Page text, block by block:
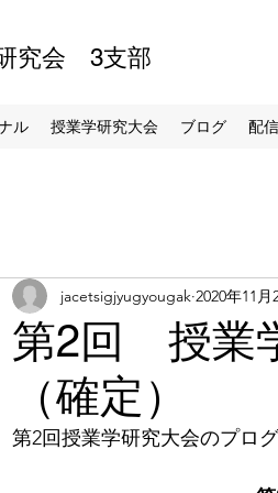
究会 3支部
ル 授業学研究大会 ブログ 配
第2回 授業
（確定）
jacetsigjyugyougak 2020年11月
第2回授業学研究大会のプロ